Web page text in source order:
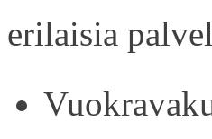
erilaisia